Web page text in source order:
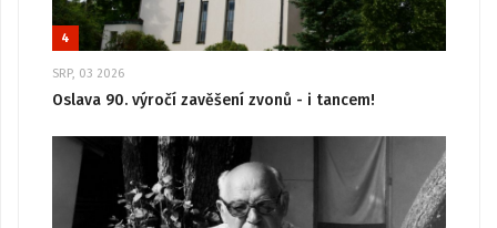
4
SRP, 03 2026
Oslava 90. výročí zavěšení zvonů - i tancem!